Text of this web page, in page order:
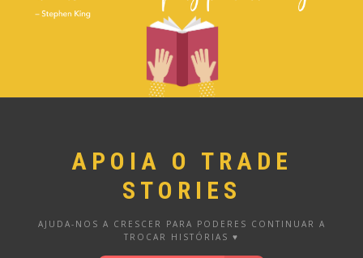
APOIA O TRADE
STORIES
AJUDA-NOS A CRESCER PARA PODERES CONTINUAR A
TROCAR HISTÓRIAS ♥